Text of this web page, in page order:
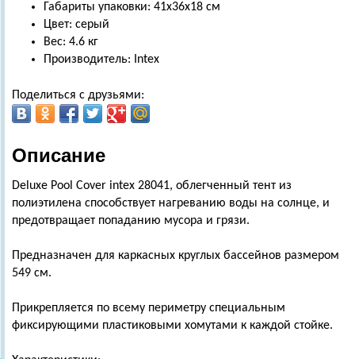
Габариты упаковки: 41х36х18 см
Цвет: серый
Вес: 4.6 кг
Производитель: Intex
Поделиться с друзьями:
Описание
Deluxe Pool Cover intex 28041, облегченный тент из
полиэтилена способствует нагреванию воды на солнце, и
предотвращает попаданию мусора и грязи.
Предназначен для каркасных круглых бассейнов размером
549 см.
Прикрепляется по всему периметру специальным
фиксирующими пластиковыми хомутами к каждой стойке.